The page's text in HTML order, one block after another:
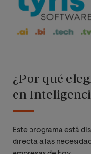
¿Por qué
en
Este programa está
directa a las